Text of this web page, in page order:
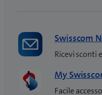
Swisscom
Ricevi sconti
My
Facile